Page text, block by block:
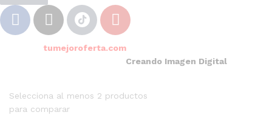
tumejoroferta.com
Creando Imagen Digital
Selecciona al menos 2 productos
para comparar